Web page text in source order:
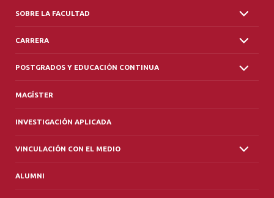
SOBRE LA FACULTAD
CARRERA
POSTGRADOS Y EDUCACIÓN CONTINUA
MAGÍSTER
INVESTIGACIÓN APLICADA
VINCULACIÓN CON EL MEDIO
ALUMNI